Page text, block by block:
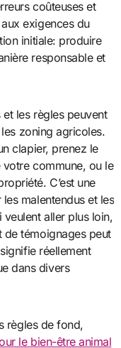
coûteuses et
exigences du
initiale: produire
responsable et
les règles peuvent
zoning agricoles.
clapier, prenez le
commune, ou le
C’est une
malentendus et les
aller plus loin,
de témoignages peut
réellement
dans divers
règles de fond,
le bien-être animal